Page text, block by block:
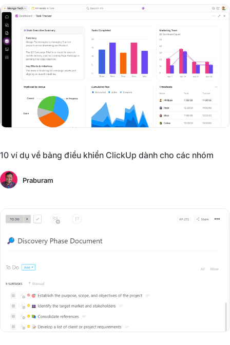
10 ví dụ về bảng điều khiển ClickUp dành cho các nhóm
Praburam